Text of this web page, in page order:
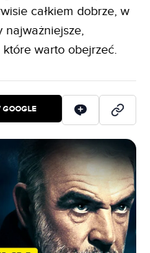
całkiem dobrze, w
najważniejsze,
warto obejrzeć.